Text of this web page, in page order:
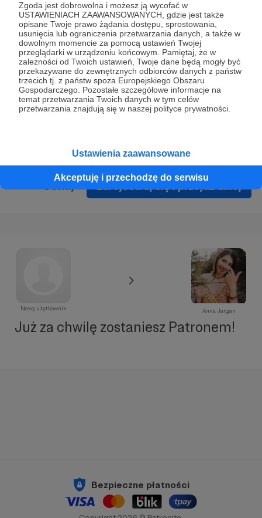
Zgoda jest dobrowolna i możesz ją wycofać w
USTAWIENIACH ZAAWANSOWANYCH, gdzie jest także
opisane Twoje prawo żądania dostępu, sprostowania,
usunięcia lub ograniczenia przetwarzania danych, a także w
dowolnym momencie za pomocą ustawień Twojej
przeglądarki w urządzeniu końcowym. Pamiętaj, że w
zależności od Twoich ustawień, Twoje dane będą mogły być
przekazywane do zewnętrznych odbiorców danych z państw
trzecich tj. z państw spoza Europejskiego Obszaru
Gospodarczego. Pozostałe szczegółowe informacje na
temat przetwarzania Twoich danych w tym celów
przetwarzania znajdują się w naszej polityce prywatności.
Ustawienia zaawansowane
Akceptuję i przechodzę do serwisu
* Wyrażam zgodę na przetwarzanie moich danych
osobowych podanych w formularzu rejestracyjnym w celu
prawidłowego świadczenia usług serwisu Patronite.
Wyrażam zgodę na otrzymywanie drogą elektroniczną
informacji handlowych - newslettera. Opcja ta może zostać
zmieniona w ustawieniach konta.
Zarejestruj się i przejdź dalej
Nowy użytkownik Anna Jargan
Już za chwilę zostaniesz Patronem!
Bezpieczne płatności